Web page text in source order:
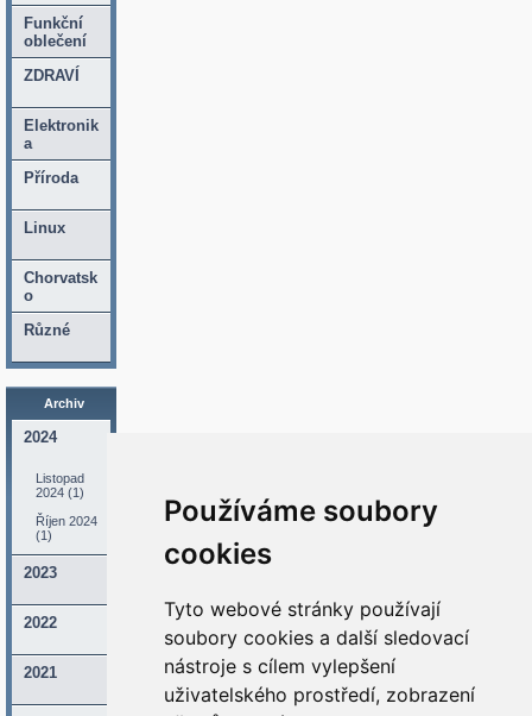
Používáme soubory
cookies
Tyto webové stránky používají
soubory cookies a další sledovací
nástroje s cílem vylepšení
uživatelského prostředí, zobrazení
Funkční
oblečení
ZDRAVÍ
Elektronik
a
Příroda
Linux
Chorvatsk
o
Různé
Archiv
2024
Listopad
2024 (1)
Říjen 2024
(1)
2023
2022
2021